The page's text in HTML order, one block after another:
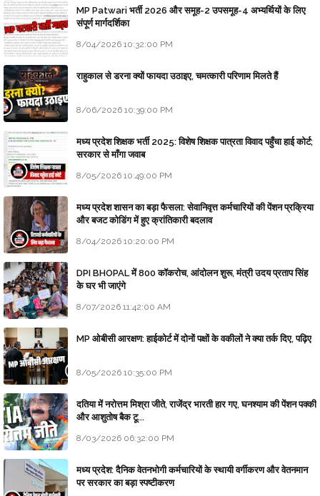
MP Patwari भर्ती 2026 और समूह-2 उपसमूह-4 अभ्यर्थियों के लिए
संपूर्ण मार्गदर्शिका
8/04/2026 10:32:00 PM
राहुकाल से डरना क्यों फायदा उठाइए, चमत्कारी परिणाम मिलते हैं
8/06/2026 10:39:00 PM
मध्य प्रदेश शिक्षक भर्ती 2025: विशेष शिक्षक पात्रता विवाद पहुँचा हाई कोर्ट;
सरकार से माँगा जवाब
8/05/2026 10:49:00 PM
मध्य प्रदेश शासन का बड़ा फैसला: सेवानिवृत्त कर्मचारियों की पेंशन प्रक्रिया
और बजट कोडिंग में हुए क्रांतिकारी बदलाव
8/04/2026 10:20:00 PM
DPI BHOPAL में 800 कॉकरोच, आंदोलन शुरू, मंत्री उदय प्रताप सिंह
के घर भी जाएंगे
8/07/2026 11:42:00 AM
MP ओबीसी आरक्षण: हाईकोर्ट में दोनों पक्षों के वकीलों ने क्या तर्क दिए, पढ़िए
8/05/2026 10:35:00 PM
दतिया में नरोत्तम मिश्रा जीते, राजेंद्र भारती हार गए, घनश्याम की पेंशन पक्की
और आशुतोष बैक टू...
8/03/2026 06:32:00 PM
मध्य प्रदेश: दैनिक वेतनभोगी कर्मचारियों के स्थायी वर्गीकरण और वेतनमान
पर सरकार का बड़ा स्पष्टीकरण